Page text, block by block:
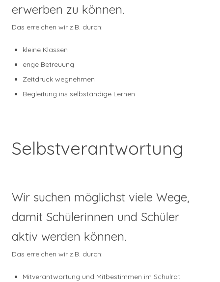
erwerben zu können.
Das erreichen wir z.B. durch:
kleine Klassen
enge Betreuung
Zeitdruck wegnehmen
Begleitung ins selbständige Lernen
Selbstverantwortung
Wir suchen möglichst viele Wege,
damit Schülerinnen und Schüler
aktiv werden können.
Das erreichen wir z.B. durch:
Mitverantwortung und Mitbestimmen im Schulrat